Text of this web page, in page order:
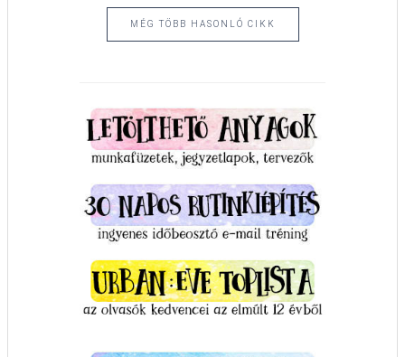
MÉG TÖBB HASONLÓ CIKK